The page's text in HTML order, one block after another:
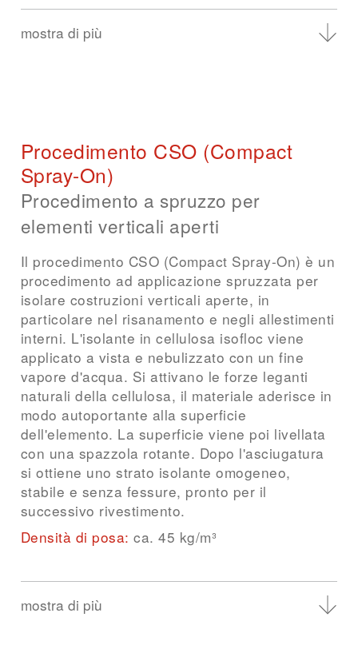
Costruzioni adatte
mostra di più
Procedimento CSO (Compact
Spray-On)
Procedimento a spruzzo per
elementi verticali aperti
Il procedimento CSO (Compact Spray-On) è un
procedimento ad applicazione spruzzata per
isolare costruzioni verticali aperte, in
particolare nel risanamento e negli allestimenti
interni. L'isolante in cellulosa isofloc viene
applicato a vista e nebulizzato con un fine
vapore d'acqua. Si attivano le forze leganti
naturali della cellulosa, il materiale aderisce in
modo autoportante alla superficie
dell'elemento. La superficie viene poi livellata
con una spazzola rotante. Dopo l'asciugatura
si ottiene uno strato isolante omogeneo,
stabile e senza fessure, pronto per il
successivo rivestimento.
Densità di posa: ca. 45 kg/m³
Questa densità di posa garantisce:
mostra di più